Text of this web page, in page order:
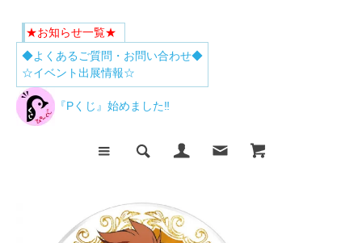
★お知らせ一覧★
◆よくあるご質問・お問い合わせ◆
☆イベント出展情報☆
『Pくじ』始めました‼